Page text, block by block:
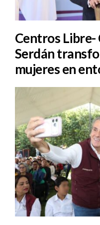
Centros Libre-
Serdán
mujeres en